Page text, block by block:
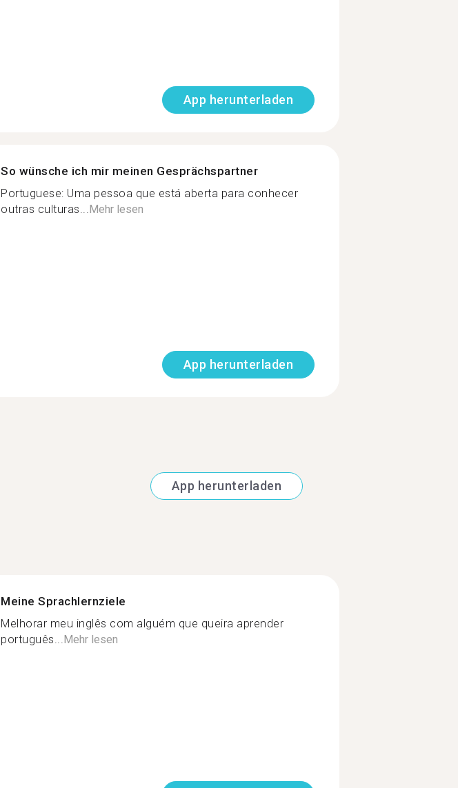
App herunterladen
So wünsche ich mir meinen Gesprächspartner
Portuguese: Uma pessoa que está aberta para conhecer
outras culturas...Mehr lesen
App herunterladen
App herunterladen
Meine Sprachlernziele
Melhorar meu inglês com alguém que queira aprender
português... Mehr lesen